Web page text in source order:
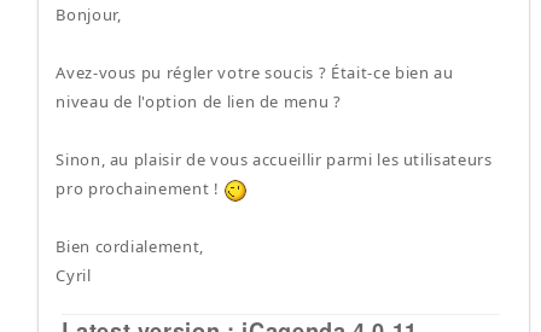
Bonjour,
Avez-vous pu régler votre soucis ? Était-ce bien au
niveau de l'option de lien de menu ?
Sinon, au plaisir de vous accueillir parmi les utilisateurs
pro prochainement !
Bien cordialement,
Cyril